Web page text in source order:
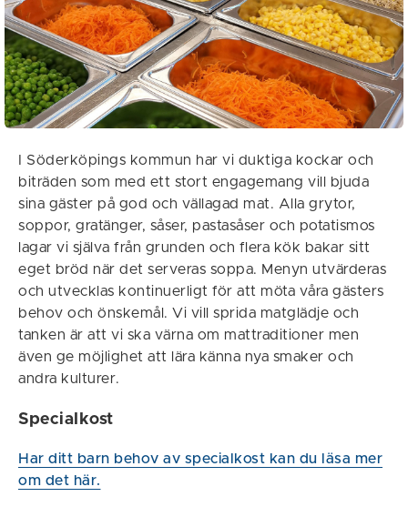
I Söderköpings kommun har vi duktiga kockar och
biträden som med ett stort engagemang vill bjuda
sina gäster på god och vällagad mat. Alla grytor,
soppor, gratänger, såser, pastasåser och potatismos
lagar vi själva från grunden och flera kök bakar sitt
eget bröd när det serveras soppa. Menyn utvärderas
och utvecklas kontinuerligt för att möta våra gästers
behov och önskemål. Vi vill sprida matglädje och
tanken är att vi ska värna om mattraditioner men
även ge möjlighet att lära känna nya smaker och
andra kulturer.
Specialkost
Har ditt barn behov av specialkost kan du läsa mer
om det här.